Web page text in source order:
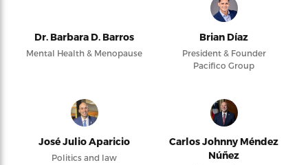
Dr. Barbara D. Barros
Mental Health & Menopause
Brian Díaz
President & Founder
Pacifico Group
José Julio Aparicio
Politics and law
Carlos Johnny Méndez
Núñez